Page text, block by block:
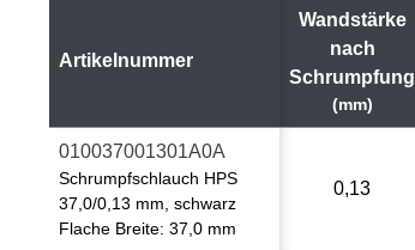
Artikelnummer
Wandstärke
nach
Schrumpfung
(mm)
010037001301A0A
Schrumpfschlauch HPS
37,0/0,13 mm, schwarz
Flache Breite: 37,0 mm
0,13